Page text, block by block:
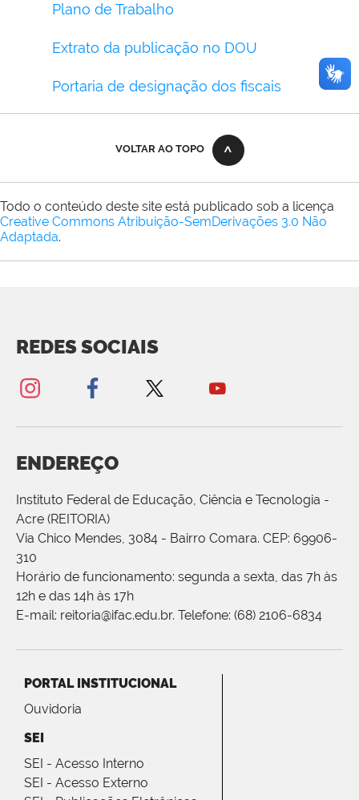
Plano de Trabalho
Extrato da publicação no DOU
Portaria de designação dos fiscais
VOLTAR AO TOPO
Todo o conteúdo deste site está publicado sob a licença
Creative Commons Atribuição-SemDerivações 3.0 Não
Adaptada.
REDES SOCIAIS
ENDEREÇO
Instituto Federal de Educação, Ciência e Tecnologia -
Acre (REITORIA)
Via Chico Mendes, 3084 - Bairro Comara. CEP: 69906-
310
Horário de funcionamento: segunda a sexta, das 7h às
12h e das 14h às 17h
E-mail: reitoria@ifac.edu.br. Telefone: (68) 2106-6834
PORTAL INSTITUCIONAL
Ouvidoria
SEI
SEI - Acesso Interno
SEI - Acesso Externo